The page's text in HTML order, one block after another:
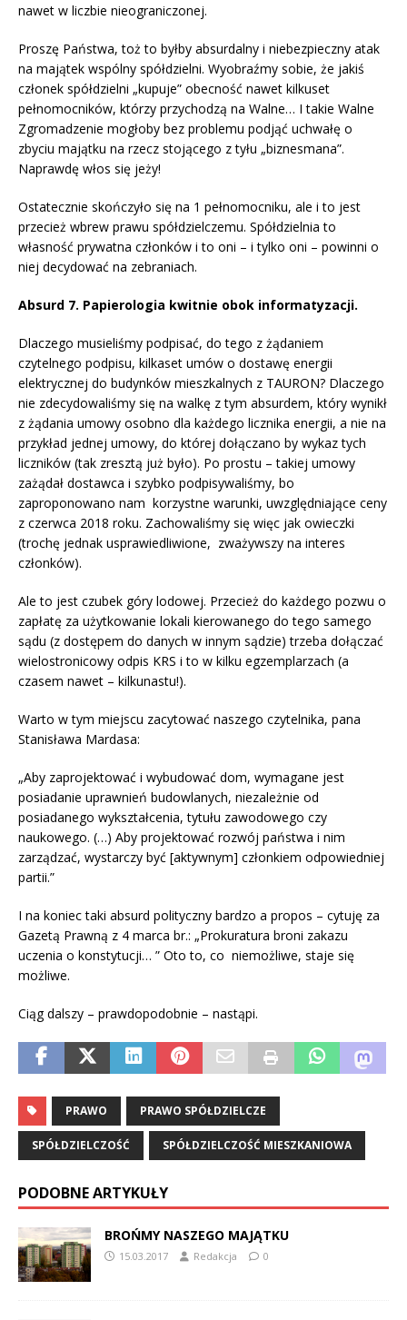
nawet w liczbie nieograniczonej.
Proszę Państwa, toż to byłby absurdalny i niebezpieczny atak
na majątek wspólny spółdzielni. Wyobraźmy sobie, że jakiś
członek spółdzielni „kupuje” obecność nawet kilkuset
pełnomocników, którzy przychodzą na Walne… I takie Walne
Zgromadzenie mogłoby bez problemu podjąć uchwałę o
zbyciu majątku na rzecz stojącego z tyłu „biznesmana”.
Naprawdę włos się jeży!
Ostatecznie skończyło się na 1 pełnomocniku, ale i to jest
przecież wbrew prawu spółdzielczemu. Spółdzielnia to
własność prywatna członków i to oni – i tylko oni – powinni o
niej decydować na zebraniach.
Absurd 7. Papierologia kwitnie obok informatyzacji.
Dlaczego musieliśmy podpisać, do tego z żądaniem
czytelnego podpisu, kilkaset umów o dostawę energii
elektrycznej do budynków mieszkalnych z TAURON? Dlaczego
nie zdecydowaliśmy się na walkę z tym absurdem, który wynikł
z żądania umowy osobno dla każdego licznika energii, a nie na
przykład jednej umowy, do której dołączano by wykaz tych
liczników (tak zresztą już było). Po prostu – takiej umowy
zażądał dostawca i szybko podpisywaliśmy, bo
zaproponowano nam korzystne warunki, uwzględniające ceny
z czerwca 2018 roku. Zachowaliśmy się więc jak owieczki
(trochę jednak usprawiedliwione, zważywszy na interes
członków).
Ale to jest czubek góry lodowej. Przecież do każdego pozwu o
zapłatę za użytkowanie lokali kierowanego do tego samego
sądu (z dostępem do danych w innym sądzie) trzeba dołączać
wielostronicowy odpis KRS i to w kilku egzemplarzach (a
czasem nawet – kilkunastu!).
Warto w tym miejscu zacytować naszego czytelnika, pana
Stanisława Mardasa:
„Aby zaprojektować i wybudować dom, wymagane jest
posiadanie uprawnień budowlanych, niezależnie od
posiadanego wykształcenia, tytułu zawodowego czy
naukowego. (…) Aby projektować rozwój państwa i nim
zarządzać, wystarczy być [aktywnym] członkiem odpowiedniej
partii.”
I na koniec taki absurd polityczny bardzo a propos – cytuję za
Gazetą Prawną z 4 marca br.: „Prokuratura broni zakazu
uczenia o konstytucji… ” Oto to, co niemożliwe, staje się
możliwe.
Ciąg dalszy – prawdopodobnie – nastąpi.
PRAWO PRAWO SPÓŁDZIELCZE
SPÓŁDZIELCZOŚĆ SPÓŁDZIELCZOŚĆ MIESZKANIOWA
PODOBNE ARTYKUŁY
BROŃMY NASZEGO MAJĄTKU
15.03.2017 Redakcja 0